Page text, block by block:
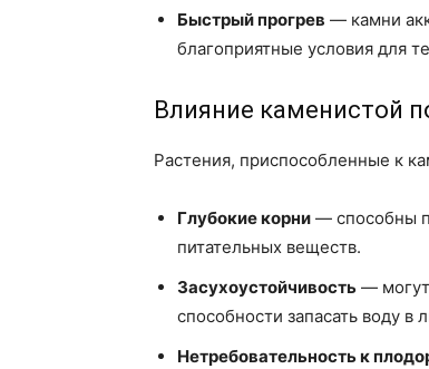
Быстрый прогрев — камни
благоприятные условия для
Влияние каменистой
Растения, приспособленные к
Глубокие корни — способны
питательных веществ.
Засухоустойчивость — могут
способности запасать воду в
Нетребовательность к